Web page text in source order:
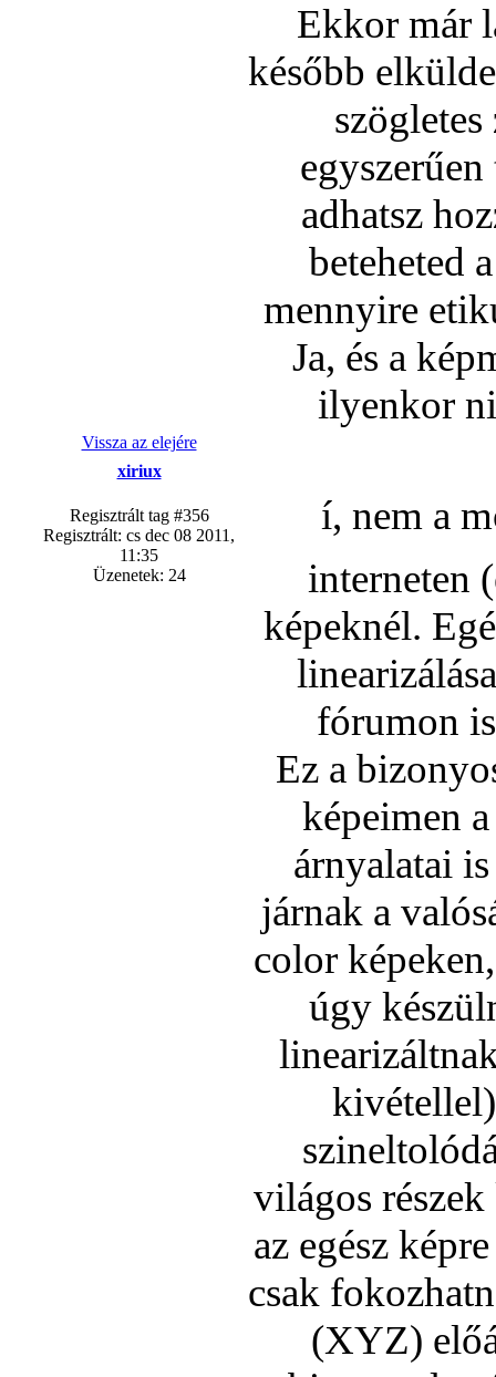
Ekkor már
később
adhatsz
beteheted
mennyire
Ja, és a
ilyenkor
Vissza az elejére
xiriux
Regisztrált tag #356
Regisztrált: cs dec 08 2011,
11:35
Üzenetek: 24
í, nem a
interneten
képeknél.
fórumon
Ez a
képeimen
árnyalatai
járnak a
color
úgy
világos
az egész
csak
(XYZ)